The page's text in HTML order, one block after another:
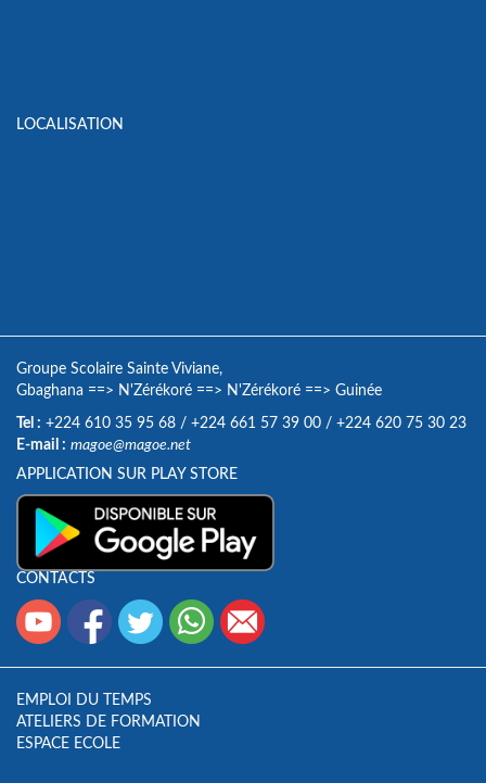
LOCALISATION
Groupe Scolaire Sainte Viviane,
Gbaghana ==> N'Zérékoré ==> N'Zérékoré ==> Guinée
Tel : +224 610 35 95 68 / +224 661 57 39 00 / +224 620 75 30 23
E-mail : magoe@magoe.net
APPLICATION SUR PLAY STORE
CONTACTS
EMPLOI DU TEMPS
ATELIERS DE FORMATION
ESPACE ECOLE